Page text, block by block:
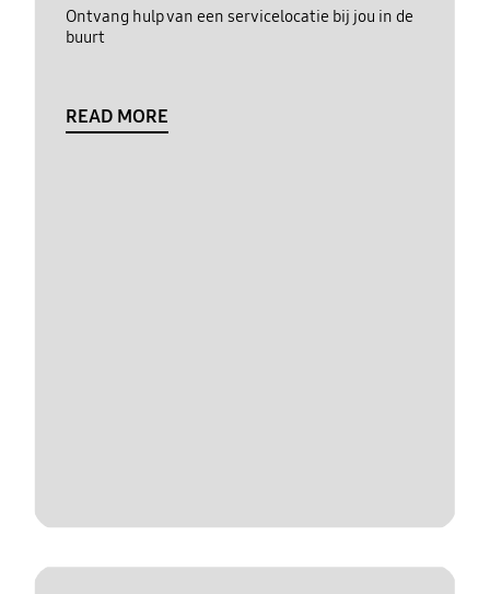
Ontvang hulp van een servicelocatie bij jou in de
buurt
READ MORE